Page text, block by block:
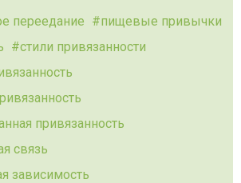
переедание
пищевые привычки
стили привязанности
привязанность
связь
зависимость